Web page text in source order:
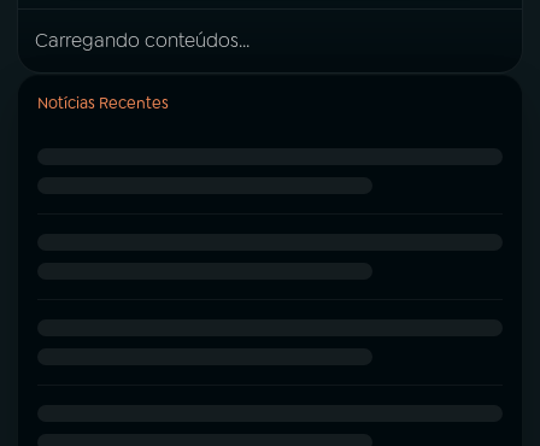
Carregando conteúdos...
Notícias Recentes